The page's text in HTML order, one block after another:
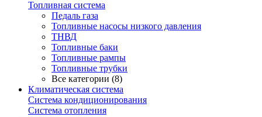
Топливная система
Педаль газа
Топливные насосы низкого давления
ТНВД
Топливные баки
Топливные рампы
Топливные трубки
Все категории (8)
Климатическая система
Система кондиционирования
Система отопления